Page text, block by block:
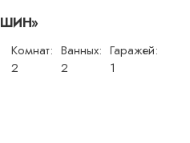
Комнат:
2
Ванных:
2
Гаражей:
1